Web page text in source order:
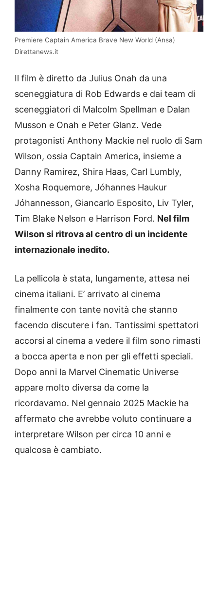
Premiere Captain America Brave New World (Ansa)
Direttanews.it
Il film è diretto da Julius Onah da una
sceneggiatura di Rob Edwards e dai team di
sceneggiatori di Malcolm Spellman e Dalan
Musson e Onah e Peter Glanz. Vede
protagonisti Anthony Mackie nel ruolo di Sam
Wilson, ossia Captain America, insieme a
Danny Ramirez, Shira Haas, Carl Lumbly,
Xosha Roquemore, Jóhannes Haukur
Jóhannesson, Giancarlo Esposito, Liv Tyler,
Tim Blake Nelson e Harrison Ford. Nel film
Wilson si ritrova al centro di un incidente
internazionale inedito.
La pellicola è stata, lungamente, attesa nei
cinema italiani. E’ arrivato al cinema
finalmente con tante novità che stanno
facendo discutere i fan. Tantissimi spettatori
accorsi al cinema a vedere il film sono rimasti
a bocca aperta e non per gli effetti speciali.
Dopo anni la Marvel Cinematic Universe
appare molto diversa da come la
ricordavamo. Nel gennaio 2025 Mackie ha
affermato che avrebbe voluto continuare a
interpretare Wilson per circa 10 anni e
qualcosa è cambiato.